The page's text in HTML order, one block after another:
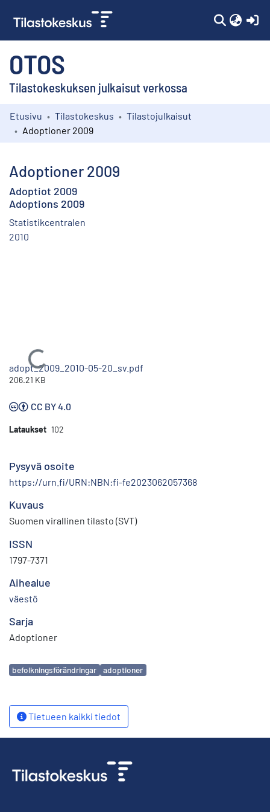
OTOS
Tilastokeskuksen julkaisut verkossa
Kokoelmat
Etusivu Tilastokeskus
Tilastojulkaisut
Adoptioner 2009
Adoptioner 2009
Adoptiot 2009
Adoptions 2009
Statistikcentralen
2010
Ladataan...
adopt_2009_2010-05-20_sv.pdf
206.21 KB
CC BY 4.0
Lataukset 102
Pysyvä osoite
https://urn.fi/URN:NBN:fi-fe2023062057368
Kuvaus
Suomen virallinen tilasto (SVT)
ISSN
1797-7371
Aihealue
väestö
Sarja
Adoptioner
Avainsanat
befolkningsförändringar adoptioner
Tietueen kaikki tiedot